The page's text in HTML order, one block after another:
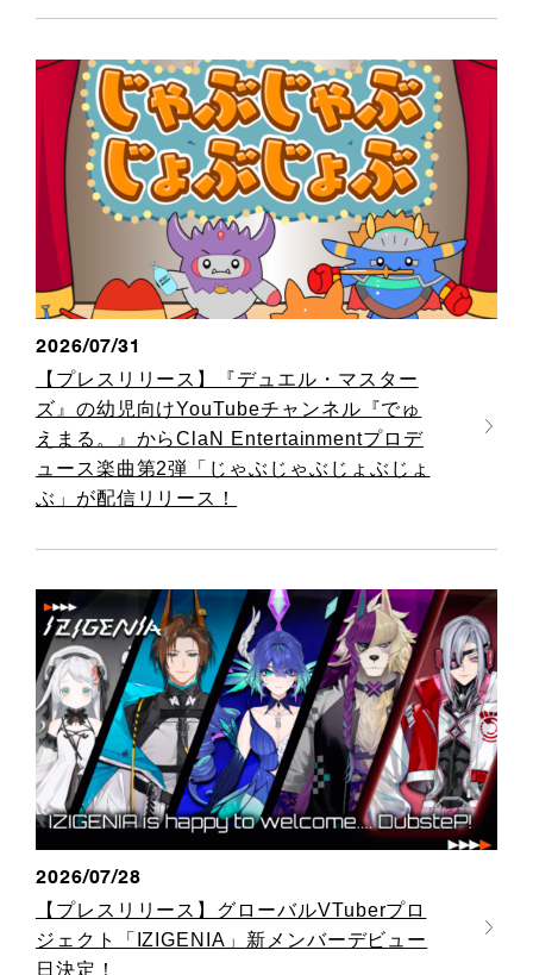
2026/07/31
【プレスリリース】『デュエル・マスター
ズ』の幼児向けYouTubeチャンネル『でゅ
えまる。』からClaN Entertainmentプロデ
ュース楽曲第2弾「じゃぶじゃぶじょぶじょ
ぶ」が配信リリース！
2026/07/28
【プレスリリース】グローバルVTuberプロ
ジェクト「IZIGENIA」新メンバーデビュー
日決定！